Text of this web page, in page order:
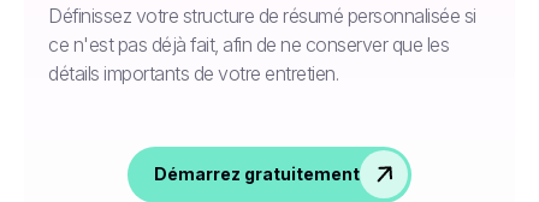
Définissez votre structure de résumé personnalisée si
ce n'est pas déjà fait, afin de ne conserver que les
détails importants de votre entretien.
Démarrez gratuitement